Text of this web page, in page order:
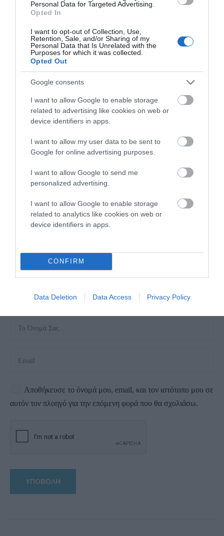
Personal Data for Targeted Advertising.
Opted In
I want to opt-out of Collection, Use,
Retention, Sale, and/or Sharing of my
Personal Data that Is Unrelated with the
Purposes for which it was collected.
Opted Out
Google consents
I want to allow Google to enable storage
related to advertising like cookies on web or
device identifiers in apps.
I want to allow my user data to be sent to
Google for online advertising purposes.
I want to allow Google to send me
personalized advertising.
I want to allow Google to enable storage
related to analytics like cookies on web or
device identifiers in apps.
CONFIRM
Data Deletion Data Access Privacy Policy
αντιδήμαρχος και μάλιστα με αντιμισθία.
ΑΠΆΝΤΗΣΗ
Δημ. Σπύρου
28/08/2022 στις 11:57
Φύσεως αλλά και ανθρώπων έργα!!!
ΑΠΆΝΤΗΣΗ
ΑΦΉΣΤΕ ΈΝΑ ΣΧΌΛΙΟ
Η ηλ. διεύθυνση σας δεν δημοσιεύεται.
σημειώνονται με*
Αποθήκευσε το όνομά μου, email, και τον ιστότοπο μου σε
αυτόν τον πλοηγό για την επόμενη φορά που θα σχολιάσω.